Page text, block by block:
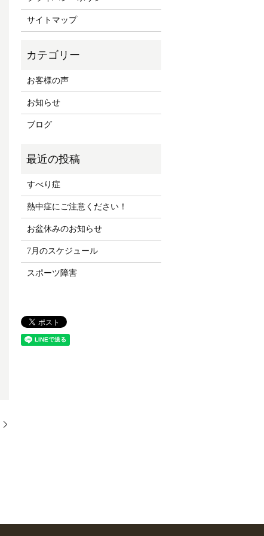
サイトマップ
お客様の声
お知らせ
ブログ
すべり症
熱中症にご注意ください！
お盆休みのお知らせ
7月のスケジュール
スポーツ障害